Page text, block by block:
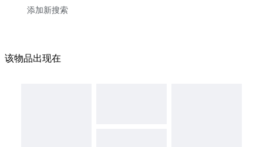
该物品出现在